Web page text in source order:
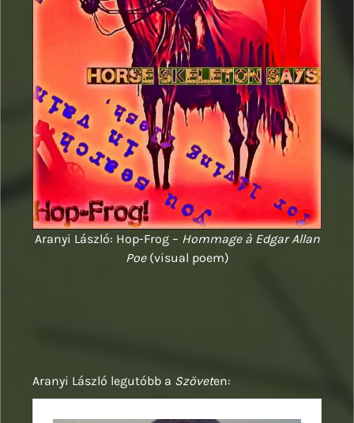
Aranyi László: Hop-Frog – Hommage à Edgar Allan
Poe(visual poem)
Aranyi László legutóbb a Szöveten: